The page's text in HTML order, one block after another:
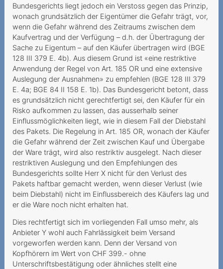
Bundesgerichts liegt jedoch ein Verstoss gegen das Prinzip,
wonach grundsätzlich der Eigentümer die Gefahr trägt, vor,
wenn die Gefahr während des Zeitraums zwischen dem
Kaufvertrag und der Verfügung – d.h. der Übertragung der
Sache zu Eigentum – auf den Käufer übertragen wird (BGE
128 III 379 E. 4b). Aus diesem Grund ist «eine restriktive
Anwendung der Regel von Art. 185 OR und eine extensive
Auslegung der Ausnahmen» zu empfehlen (BGE 128 III 379
E. 4a; BGE 84 II 158 E. 1b). Das Bundesgericht betont, dass
es grundsätzlich nicht gerechtfertigt sei, den Käufer für ein
Risko aufkommen zu lassen, das ausserhalb seiner
Einflussmöglichkeiten liegt, wie in diesem Fall der Diebstahl
des Pakets. Die Regelung in Art. 185 OR, wonach der Käufer
die Gefahr während der Zeit zwischen Kauf und Übergabe
der Ware trägt, wird also restriktiv ausgelegt. Nach dieser
restriktiven Auslegung und den Empfehlungen des
Bundesgerichts sollte Herr X nicht für den Verlust des
Pakets haftbar gemacht werden, wenn dieser Verlust (wie
beim Diebstahl) nicht im Einflussbereich des Käufers lag und
er die Ware noch nicht erhalten hat.
Dies rechtfertigt sich im vorliegenden Fall umso mehr, als
Anbieter Y wohl auch Fahrlässigkeit beim Versand
vorgeworfen werden kann. Denn der Versand von
Kopfhörern im Wert von CHF 399.- ohne
Unterschriftsbestätigung oder ähnliches stellt eine
Sperrung im Ausland trotz
Notfalls
Verantwortung des
Mehrwertdienstanbieters
Funkstille statt Portierung
Teurer Wettbewerb
Partnersuche mit hohen
Kosten
Teurer Aufenthalt in Ghana
Von der Ehefrau
verlängerter Mobilvertrag
Überblick verloren
Unlimitiertes Abonnement
mit Limit
Eintritt ins Altersheim
Wesentlicher Irrtum